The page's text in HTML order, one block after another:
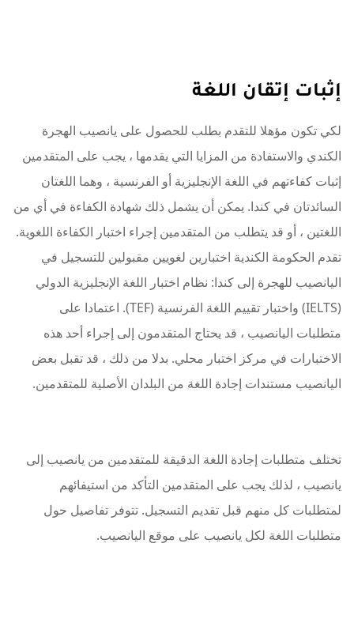
إثبات إتقان اللغة
لكي تكون مؤهلا للتقدم بطلب للحصول على يانصيب الهجرة
الكندي والاستفادة من المزايا التي يقدمها ، يجب على المتقدمين
إثبات كفاءتهم في اللغة الإنجليزية أو الفرنسية ، وهما اللغتان
السائدتان في كندا. يمكن أن يشمل ذلك شهادة الكفاءة في أي من
اللغتين ، أو قد يتطلب من المتقدمين إجراء اختبار الكفاءة اللغوية.
تقدم الحكومة الكندية اختبارين لغويين مقبولين للتسجيل في
اليانصيب للهجرة إلى كندا: نظام اختبار اللغة الإنجليزية الدولي
(IELTS) واختبار تقييم اللغة الفرنسية (TEF). اعتمادا على
متطلبات اليانصيب ، قد يحتاج المتقدمون إلى إجراء أحد هذه
الاختبارات في مركز اختبار محلي. بدلا من ذلك ، قد تقبل بعض
اليانصيب مستندات إجادة اللغة من البلدان الأصلية للمتقدمين.
تختلف متطلبات إجادة اللغة الدقيقة للمتقدمين من يانصيب إلى
يانصيب ، لذلك يجب على المتقدمين التأكد من استيفائهم
لمتطلبات كل منهم قبل تقديم التسجيل. تتوفر تفاصيل حول
متطلبات اللغة لكل يانصيب على موقع اليانصيب.